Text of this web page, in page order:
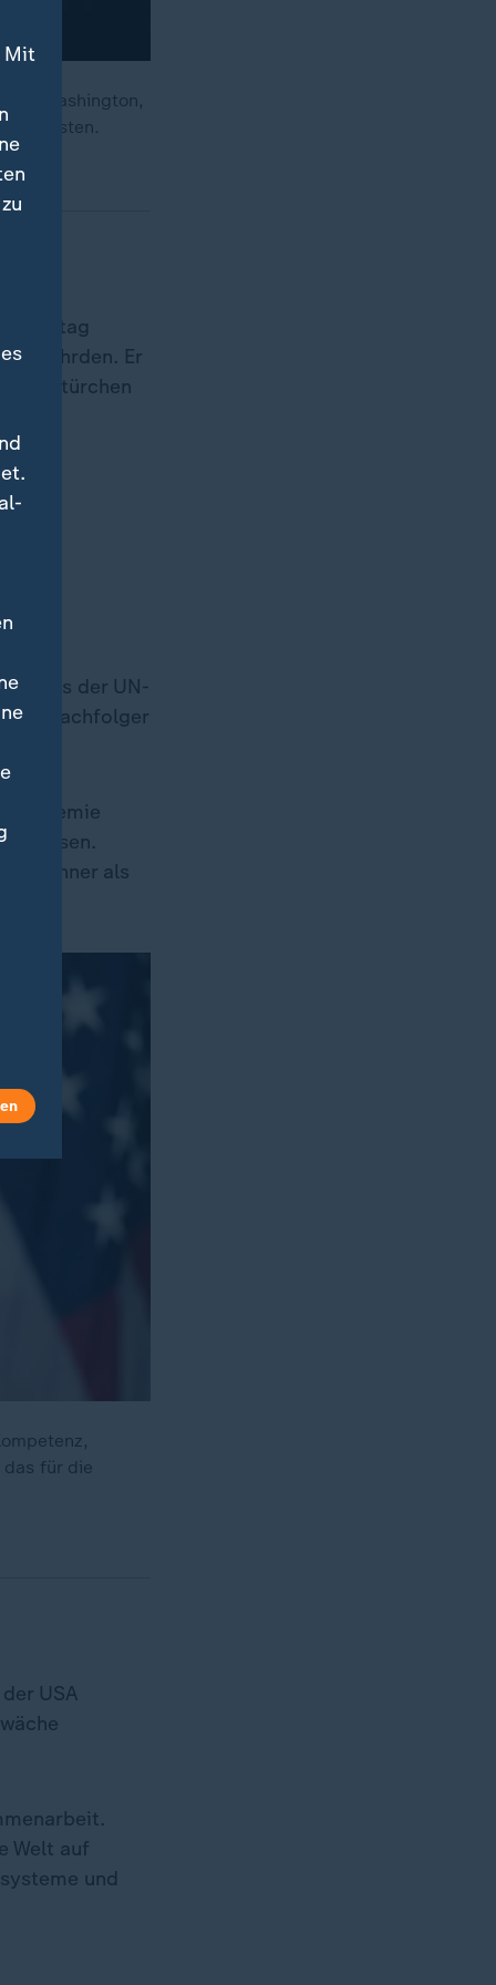
in Washington,
gefährden. Er
aus der UN-
Nachfolger
Pandemie
lassen.
als
für die
USA
Welt auf
und
Mit